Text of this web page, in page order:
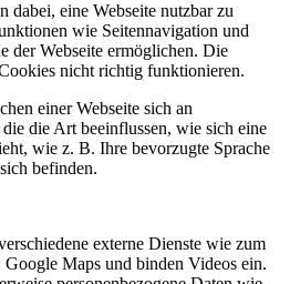
dabei, eine Webseite nutzbar zu
wie Seitennavigation und
der Webseite ermöglichen. Die
nicht richtig funktionieren.
einer Webseite sich an
die Art beeinflussen, wie sich eine
wie z. B. Ihre bevorzugte Sprache
befinden.
externe Dienste wie zum
Maps und binden Videos ein.